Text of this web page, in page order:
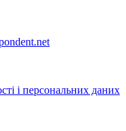
і персональних даних